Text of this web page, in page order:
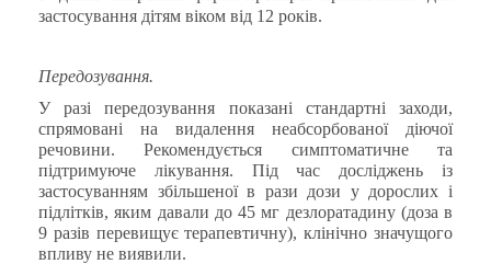
застосування дітям віком від 12 років.
Передозування.
У разі передозування показані стандартні заходи,
спрямовані на видалення неабсорбованої діючої
речовини.
Рекомендується симптоматичне та
підтримуюче лікування. Під час досліджень із
застосуванням збільшеної в рази дози у дорослих і
підлітків, яким давали до 45 мг дезлоратадину (доза в
9 разів перевищує терапевтичну), клінічно значущого
впливу не виявили.